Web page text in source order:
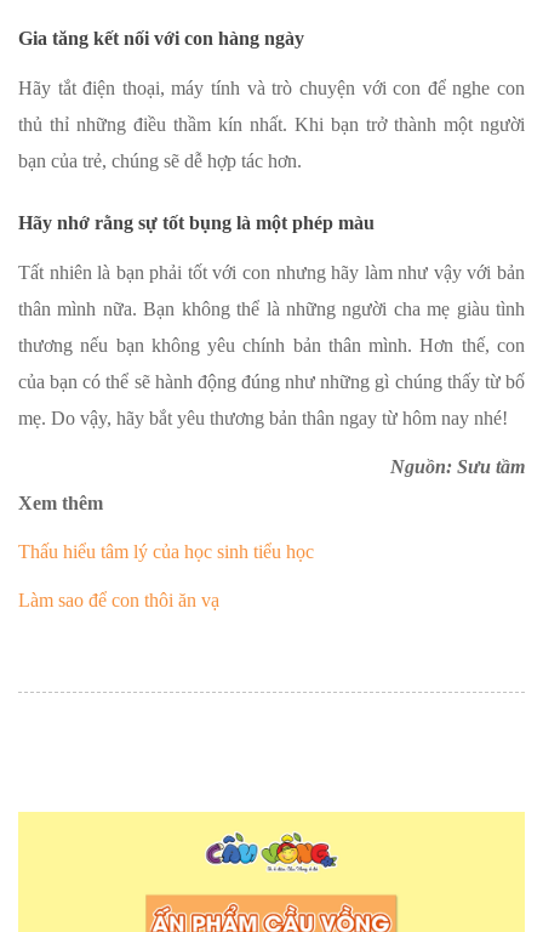
Gia tăng kết nối với con hàng ngày
Hãy tắt điện thoại, máy tính và trò chuyện với con để nghe con
thủ thỉ những điều thầm kín nhất. Khi bạn trở thành một người
bạn của trẻ, chúng sẽ dễ hợp tác hơn.
Hãy nhớ rằng sự tốt bụng là một phép màu
Tất nhiên là bạn phải tốt với con nhưng hãy làm như vậy với bản
thân mình nữa. Bạn không thể là những người cha mẹ giàu tình
thương nếu bạn không yêu chính bản thân mình. Hơn thế, con
của bạn có thể sẽ hành động đúng như những gì chúng thấy từ bố
mẹ. Do vậy, hãy bắt yêu thương bản thân ngay từ hôm nay nhé!
Nguồn: Sưu tầm
Xem thêm
Thấu hiểu tâm lý của học sinh tiểu học
Làm sao để con thôi ăn vạ